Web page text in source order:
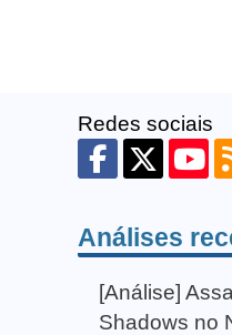
Redes sociais
Análises
[Análise]
Shadows no